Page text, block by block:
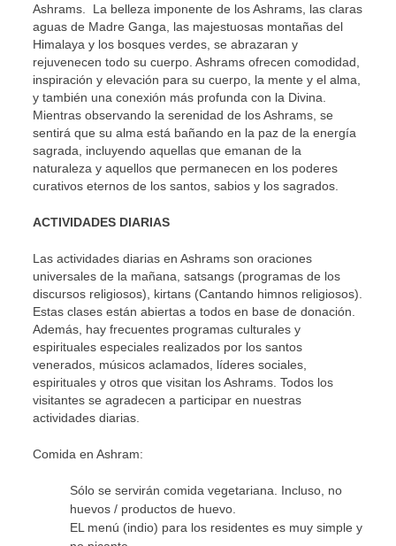
Ashrams. La belleza imponente de los Ashrams, las claras
aguas de Madre Ganga, las majestuosas montañas del
Himalaya y los bosques verdes, se abrazaran y
rejuvenecen todo su cuerpo. Ashrams ofrecen comodidad,
inspiración y elevación para su cuerpo, la mente y el alma,
y también una conexión más profunda con la Divina.
Mientras observando la serenidad de los Ashrams, se
sentirá que su alma está bañando en la paz de la energía
sagrada, incluyendo aquellas que emanan de la
naturaleza y aquellos que permanecen en los poderes
curativos eternos de los santos, sabios y los sagrados.
ACTIVIDADES DIARIAS
Las actividades diarias en Ashrams son oraciones
universales de la mañana, satsangs (programas de los
discursos religiosos), kirtans (Cantando himnos religiosos).
Estas clases están abiertas a todos en base de donación.
Además, hay frecuentes programas culturales y
espirituales especiales realizados por los santos
venerados, músicos aclamados, líderes sociales,
espirituales y otros que visitan los Ashrams. Todos los
visitantes se agradecen a participar en nuestras
actividades diarias.
Comida en Ashram:
Sólo se servirán comida vegetariana. Incluso, no
huevos / productos de huevo.
EL menú (indio) para los residentes es muy simple y